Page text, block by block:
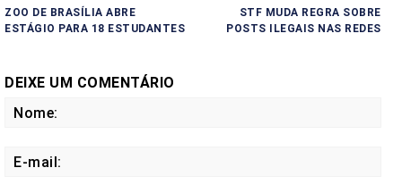
ZOO DE BRASÍLIA ABRE
ESTÁGIO PARA 18 ESTUDANTES
STF MUDA REGRA SOBRE
POSTS ILEGAIS NAS REDES
DEIXE UM COMENTÁRIO